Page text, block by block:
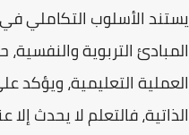
يستند الأسلوب التكاملي
المبادئ التربوية
العملية التعليمية، ويؤكد
الذاتية، فالتعلم لا يحدث